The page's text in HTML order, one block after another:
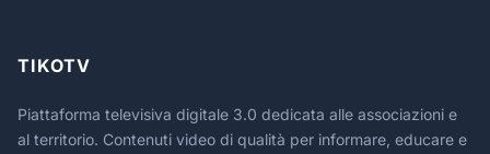
TIKOTV
Piattaforma televisiva digitale 3.0 dedicata alle associazioni e
al territorio. Contenuti video di qualità per informare, educare e